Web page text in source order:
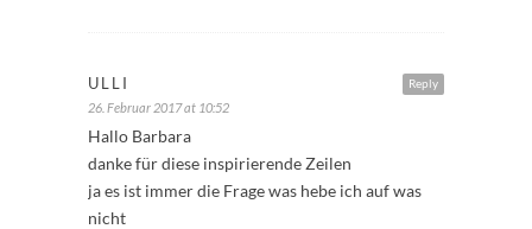
Reply
ULLI
26. Februar 2017 at 10:52
Hallo Barbara
danke für diese inspirierende Zeilen
ja es ist immer die Frage was hebe ich auf was
nicht